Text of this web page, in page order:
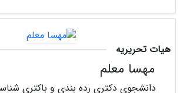
هیات تحریریه
مهسا معلم
دانشجوی دکتری رده بندی و باکتری